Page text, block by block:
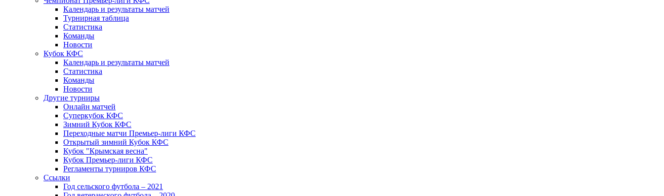
Календарь и результаты матчей
Турнирная таблица
Статистика
Команды
Новости
Кубок КФС
Календарь и результаты матчей
Статистика
Команды
Новости
Другие турниры
Онлайн матчей
Суперкубок КФС
Зимний Кубок КФС
Переходные матчи Премьер-лиги КФС
Открытый зимний Кубок КФС
Кубок "Крымская весна"
Кубок Премьер-лиги КФС
Регламенты турниров КФС
Ссылки
Год сельского футбола – 2021